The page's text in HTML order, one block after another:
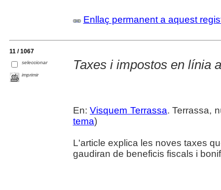
Enllaç permanent a aquest
11 / 1067
seleccionar
imprimir
Taxes i impostos en línia
En:Visquem Terrassa. Terrassa,
tema)
L'article explica les noves taxes
gaudiran de beneficis fiscals i